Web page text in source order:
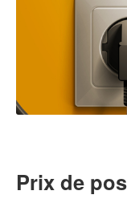
Prix de